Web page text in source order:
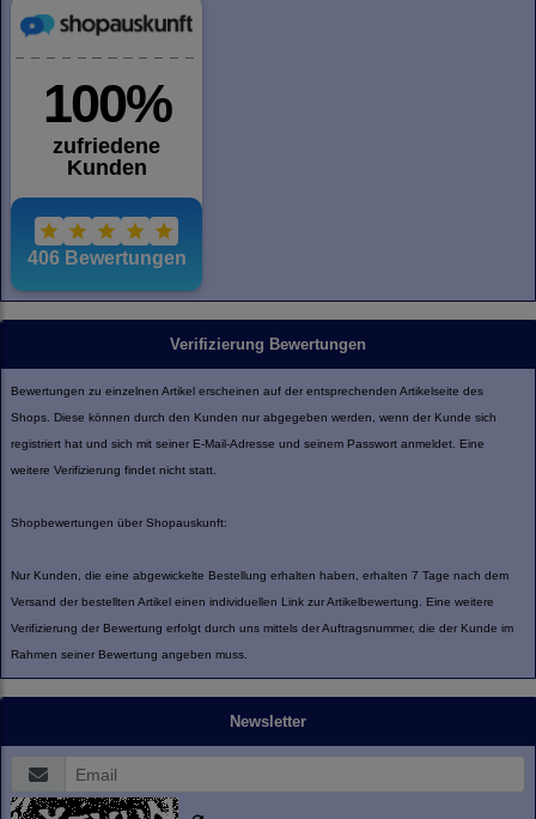
Verifizierung Bewertungen
Bewertungen zu einzelnen Artikel erscheinen auf der entsprechenden Artikelseite des
Shops. Diese können durch den Kunden nur abgegeben werden, wenn der Kunde sich
registriert hat und sich mit seiner E-Mail-Adresse und seinem Passwort anmeldet. Eine
weitere Verifizierung findet nicht statt.
Shopbewertungen über Shopauskunft:
Nur Kunden, die eine abgewickelte Bestellung erhalten haben, erhalten 7 Tage nach dem
Versand der bestellten Artikel einen individuellen Link zur Artikelbewertung. Eine weitere
Verifizierung der Bewertung erfolgt durch uns mittels der Auftragsnummer, die der Kunde im
Rahmen seiner Bewertung angeben muss.
Newsletter